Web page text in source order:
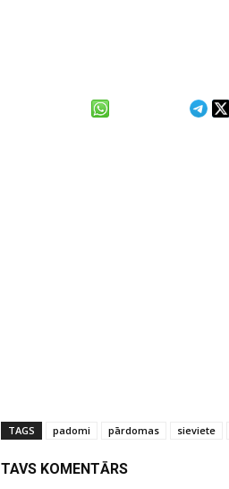
TAGS padomi pārdomas sieviete
TAVS KOMENTĀRS